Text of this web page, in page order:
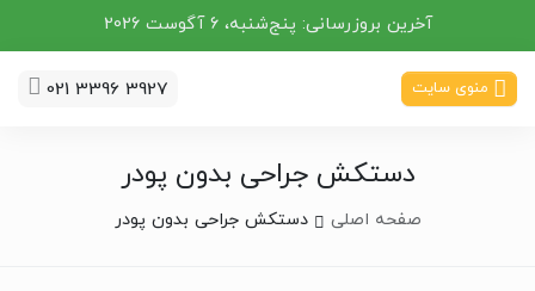
آخرین بروزرسانی: پنج‌شنبه، 6 آگوست 2026
منوی سایت 021 3396 3927
دستکش جراحی بدون پودر
صفحه اصلی دستکش جراحی بدون پودر